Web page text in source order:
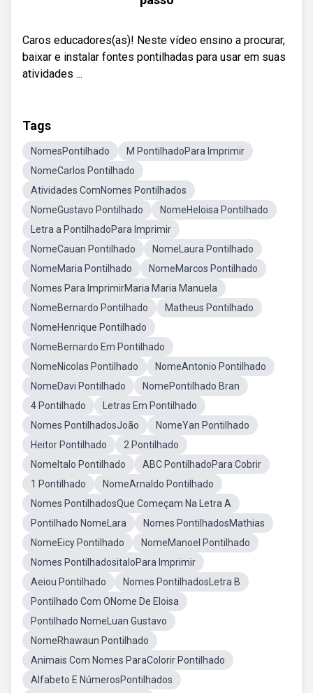
Caros educadores(as)! Neste vídeo ensino a procurar,
baixar e instalar fontes pontilhadas para usar em suas
atividades ...
Tags
NomesPontilhado
M PontilhadoPara Imprimir
NomeCarlos Pontilhado
Atividades ComNomes Pontilhados
NomeGustavo Pontilhado
NomeHeloisa Pontilhado
Letra a PontilhadoPara Imprimir
NomeCauan Pontilhado
NomeLaura Pontilhado
NomeMaria Pontilhado
NomeMarcos Pontilhado
Nomes Para ImprimirMaria Maria Manuela
NomeBernardo Pontilhado
Matheus Pontilhado
NomeHenrique Pontilhado
NomeBernardo Em Pontilhado
NomeNicolas Pontilhado
NomeAntonio Pontilhado
NomeDavi Pontilhado
NomePontilhado Bran
4 Pontilhado
Letras Em Pontilhado
Nomes PontilhadosJoão
NomeYan Pontilhado
Heitor Pontilhado
2 Pontilhado
NomeItalo Pontilhado
ABC PontilhadoPara Cobrir
1 Pontilhado
NomeArnaldo Pontilhado
Nomes PontilhadosQue Começam Na Letra A
Pontilhado NomeLara
Nomes PontilhadosMathias
NomeEicy Pontilhado
NomeManoel Pontilhado
Nomes PontilhadositaloPara Imprimir
Aeiou Pontilhado
Nomes PontilhadosLetra B
Pontilhado Com ONome De Eloisa
Pontilhado NomeLuan Gustavo
NomeRhawaun Pontilhado
Animais Com Nomes ParaColorir Pontilhado
Alfabeto E NúmerosPontilhados